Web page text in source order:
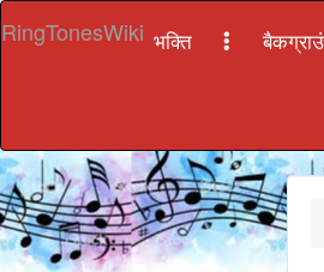
RingTonesWiki भक्ति